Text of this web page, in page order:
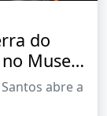
do
Museu
abre a